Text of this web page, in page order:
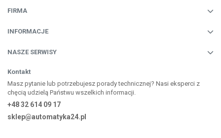
FIRMA
INFORMACJE
NASZE SERWISY
Kontakt
Masz pytanie lub potrzebujesz porady technicznej? Nasi eksperci z
chęcią udzielą Państwu wszelkich informacji.
+48 32 614 09 17
sklep@automatyka24.pl